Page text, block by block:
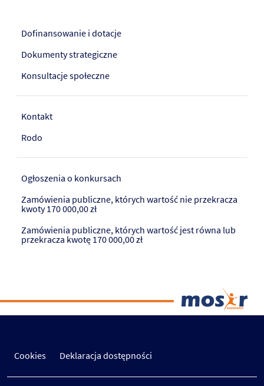
Dofinansowanie i dotacje
Dokumenty strategiczne
Konsultacje społeczne
Kontakt
Rodo
Ogłoszenia o konkursach
Zamówienia publiczne, których wartość nie przekracza
kwoty 170 000,00 zł
Zamówienia publiczne, których wartość jest równa lub
przekracza kwotę 170 000,00 zł
Cookies Deklaracja dostępności